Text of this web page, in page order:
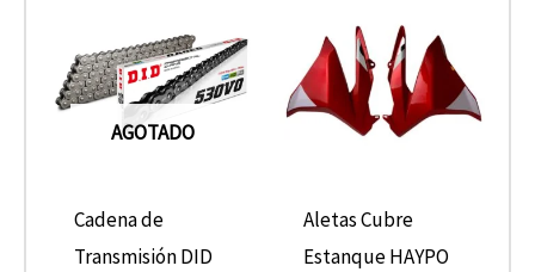
AGOTADO
Cadena de
Transmisión DID
Aletas Cubre
Estanque HAYPO